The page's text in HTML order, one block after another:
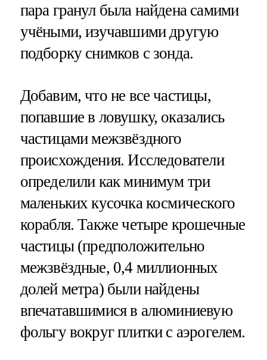
пара гранул была найдена самими
учёными, изучавшими другую
подборку снимков с зонда.
Добавим, что не все частицы,
попавшие в ловушку, оказались
частицами межзвёздного
происхождения. Исследователи
определили как минимум три
маленьких кусочка космического
корабля. Также четыре крошечные
частицы (предположительно
межзвёздные, 0,4 миллионных
долей метра) были найдены
впечатавшимися в алюминиевую
фольгу вокруг плитки с аэрогелем.